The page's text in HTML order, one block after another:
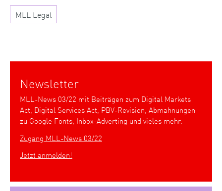
MLL Legal
Newsletter
MLL-News 03/22 mit Beiträgen zum Digital Markets
Act, Digital Services Act, PBV-Revision, Abmahnungen
zu Google Fonts, Inbox-Adverting und vieles mehr.
Zugang MLL-News 03/22
Jetzt anmelden!